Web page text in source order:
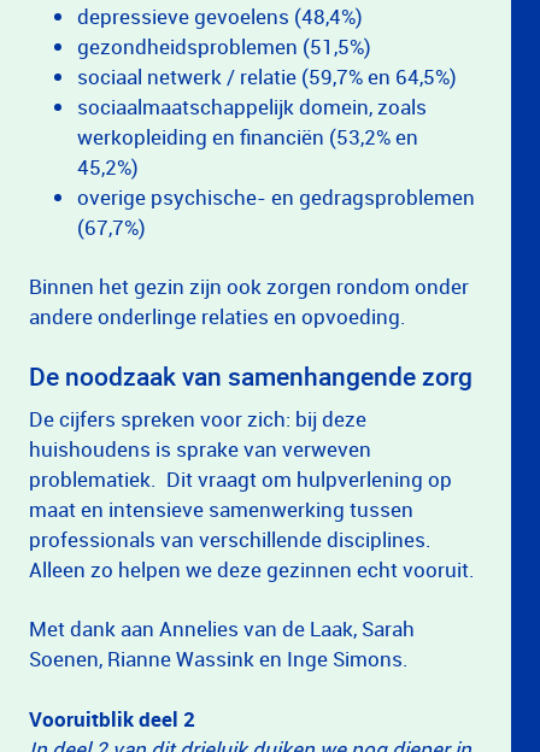
depressieve gevoelens (48,4%)
gezondheidsproblemen (51,5%)
sociaal netwerk / relatie (59,7% en 64,5%)
sociaalmaatschappelijk domein, zoals
werkopleiding en financiën (53,2% en
45,2%)
overige psychische- en gedragsproblemen
(67,7%)
Binnen het gezin zijn ook zorgen rondom onder
andere onderlinge relaties en opvoeding.
De noodzaak van samenhangende zorg
De cijfers spreken voor zich: bij deze
huishoudens is sprake van verweven
problematiek. Dit vraagt om hulpverlening op
maat en intensieve samenwerking tussen
professionals van verschillende disciplines.
Alleen zo helpen we deze gezinnen echt vooruit.
Met dank aan Annelies van de Laak, Sarah
Soenen, Rianne Wassink en Inge Simons.
Vooruitblik deel 2